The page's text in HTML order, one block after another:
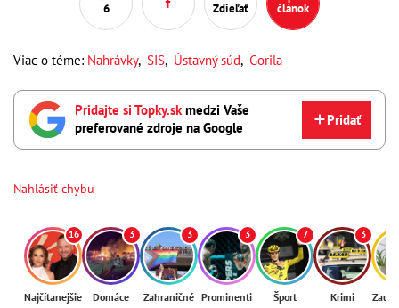
6 Zdieľať
článok
Viac o téme: Nahrávky, SIS, Ústavný súd, Gorila
Pridajte si Topky.skmedzi Vaše
preferované zdroje na Google
Pridať
Nahlásiť chybu
16
Najčítanejšie
3
Domáce
3
Zahraničné
3
Prominenti
7
Šport
3
Krimi